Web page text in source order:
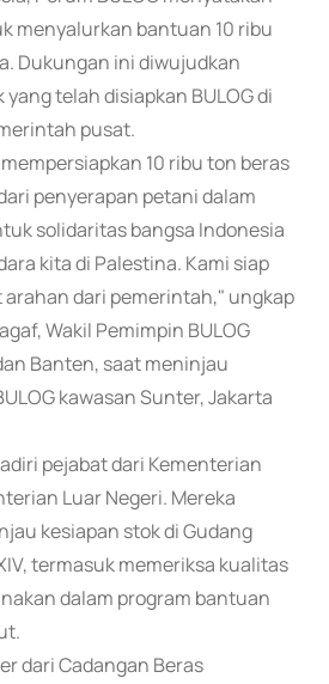
menyalurkan bantuan 10 ribu
Dukungan ini diwujudkan
telah disiapkan BULOG di
pusat.
10 ribu ton beras
penyerapan petani dalam
solidaritas bangsa Indonesia
kita di Palestina. Kami siap
dari pemerintah," ungkap
Wakil Pemimpin BULOG
Banten, saat meninjau
kawasan Sunter, Jakarta
pejabat dari Kementerian
Luar Negeri. Mereka
kesiapan stok di Gudang
termasuk memeriksa kualitas
dalam program bantuan
dari Cadangan Beras